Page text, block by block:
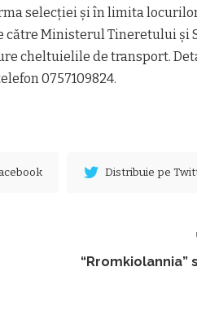
selecţiei şi în limita
către Ministerul Tineretului şi
cheltuielile de transport.
0757109824.
Distribuie pe